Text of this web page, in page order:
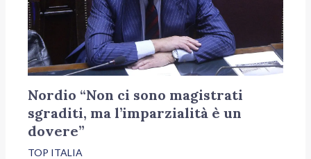
Nordio “Non ci sono magistrati
sgraditi, ma l’imparzialità è un
dovere”
TOP ITALIA